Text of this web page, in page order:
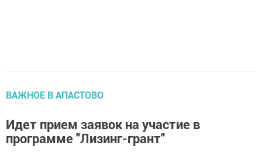
ВАЖНОЕ В АПАСТОВО
Идет прием заявок на участие в
программе "Лизинг-грант"